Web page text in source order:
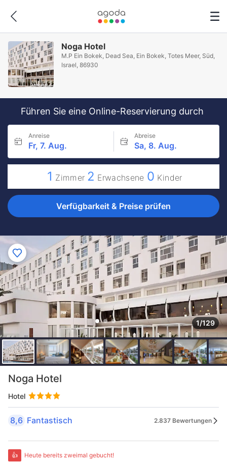
Noga Hotel
M.P Ein Bokek, Dead Sea, Ein Bokek, Totes Meer, Süd,
Israel, 86930
Führen Sie eine Online-Reservierung durch
Anreise
Fr, 7. Aug.
Abreise
Sa, 8. Aug.
1 Zimmer 2 Erwachsene 0 Kinder
Verfügbarkeit & Preise prüfen
1/129
Noga Hotel
Hotel
8,6 Fantastisch 2.837 Bewertungen
👍 Heute bereits zweimal gebucht!